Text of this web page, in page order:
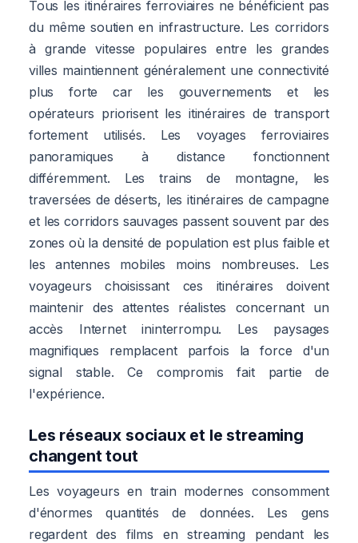
Tous les itinéraires ferroviaires ne bénéficient pas
du même soutien en infrastructure. Les corridors
à grande vitesse populaires entre les grandes
villes maintiennent généralement une connectivité
plus forte car les gouvernements et les
opérateurs priorisent les itinéraires de transport
fortement utilisés. Les voyages ferroviaires
panoramiques à distance fonctionnent
différemment. Les trains de montagne, les
traversées de déserts, les itinéraires de campagne
et les corridors sauvages passent souvent par des
zones où la densité de population est plus faible et
les antennes mobiles moins nombreuses. Les
voyageurs choisissant ces itinéraires doivent
maintenir des attentes réalistes concernant un
accès Internet ininterrompu. Les paysages
magnifiques remplacent parfois la force d'un
signal stable. Ce compromis fait partie de
l'expérience.
Les réseaux sociaux et le streaming
changent tout
Les voyageurs en train modernes consomment
d'énormes quantités de données. Les gens
regardent des films en streaming pendant les